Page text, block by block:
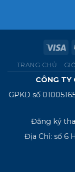
TRANG CHỦ
CÔNG TY
GPKD số
Đăng ký
Địa Chỉ: số 6